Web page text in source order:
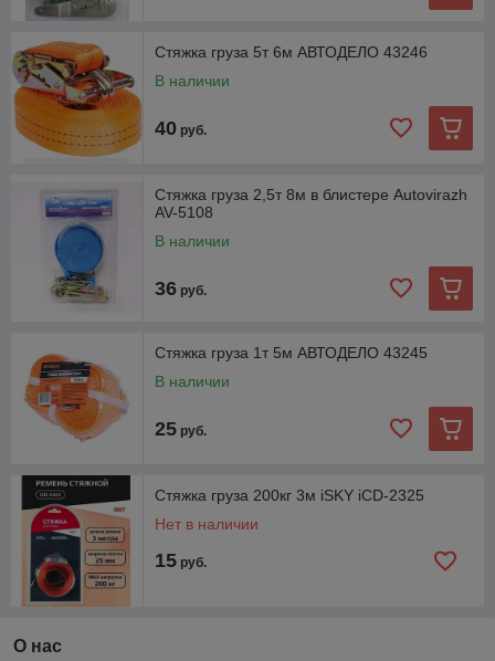
Стяжка груза 5т 6м АВТОДЕЛО 43246
В наличии
40 руб.
Стяжка груза 2,5т 8м в блистере Autovirazh
AV-5108
В наличии
36 руб.
Стяжка груза 1т 5м АВТОДЕЛО 43245
В наличии
25 руб.
Стяжка груза 200кг 3м iSKY iCD-2325
Нет в наличии
15 руб.
О нас